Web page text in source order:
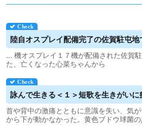
陸自オスプレイ配備完了の佐賀駐屯
... 機オスプレイ１７機が配備された佐賀
た、亡くなった心菜ちゃんから
詠んで生きる＜１＞短歌を生きがいに
首や背中の激痛とともに意識を失い、気
から下が動かなかった。黄色ブドウ球菌の